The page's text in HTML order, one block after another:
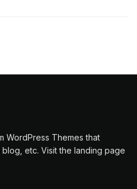
WordPress Themes that
etc. Visit the landing page